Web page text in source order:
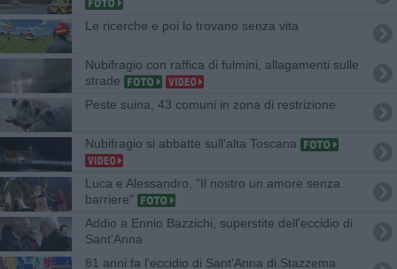
Le ricerche e poi lo trovano senza vita
Nubifragio con raffica di fulmini, allagamenti sulle
strade
Peste suina, 43 comuni in zona di restrizione
Nubifragio si abbatte sull'alta Toscana
Luca e Alessandro, “Il nostro un amore senza
barriere"
Addio a Ennio Bazzichi, superstite dell'eccidio di
Sant'Anna
81 anni fa l'eccidio di Sant'Anna di Stazzema